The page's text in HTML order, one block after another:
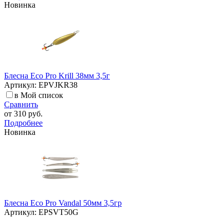
Новинка
Блесна Eco Pro Krill 38мм 3,5г
Артикул: EPVJKR38
в Мой список
Сравнить
от 310 руб.
Подробнее
Новинка
Блесна Eco Pro Vandal 50мм 3,5гр
Артикул: EPSVT50G